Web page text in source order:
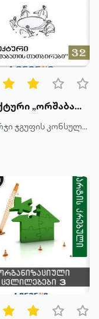
ეფექტური „ორშაბათის თათბირები“
სინერჯი ჯგუფის კონსულტანტები